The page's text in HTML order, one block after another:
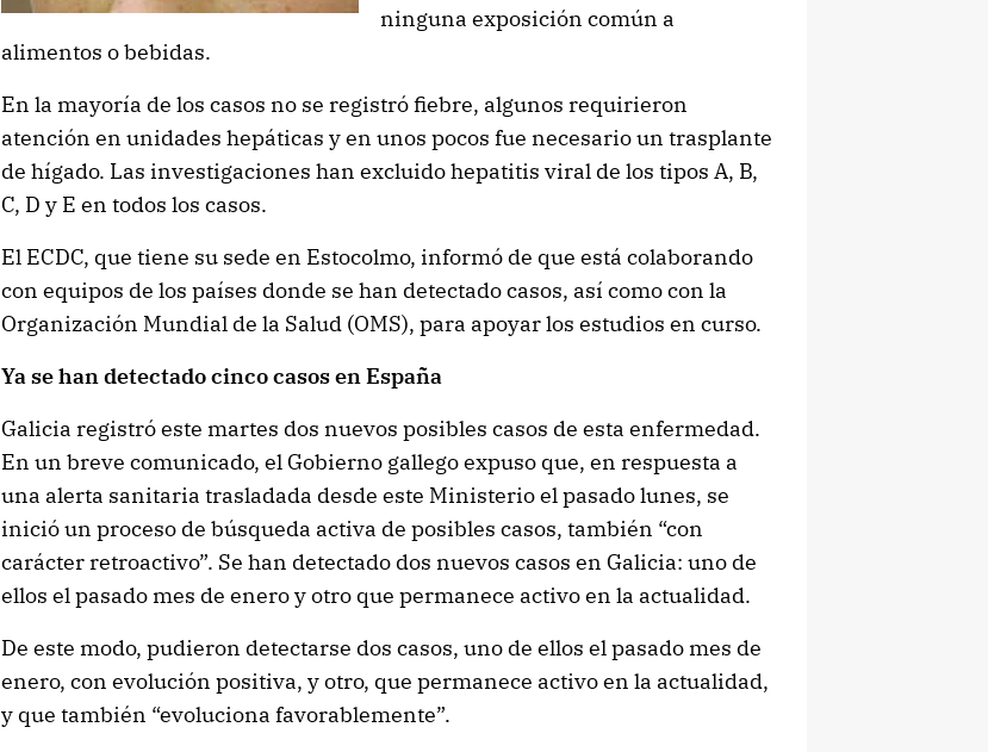
ninguna exposición común a
alimentos o bebidas.
En la mayoría de los casos no se registró fiebre, algunos requirieron
atención en unidades hepáticas y en unos pocos fue necesario un trasplante
de hígado. Las investigaciones han excluido hepatitis viral de los tipos A, B,
C, D y E en todos los casos.
El ECDC, que tiene su sede en Estocolmo, informó de que está colaborando
con equipos de los países donde se han detectado casos, así como con la
Organización Mundial de la Salud (OMS), para apoyar los estudios en curso.
Ya se han detectado cinco casos en España
Galicia registró este martes dos nuevos posibles casos de esta enfermedad.
En un breve comunicado, el Gobierno gallego expuso que, en respuesta a
una alerta sanitaria trasladada desde este Ministerio el pasado lunes, se
inició un proceso de búsqueda activa de posibles casos, también “con
carácter retroactivo”. Se han detectado dos nuevos casos en Galicia: uno de
ellos el pasado mes de enero y otro que permanece activo en la actualidad.
De este modo, pudieron detectarse dos casos, uno de ellos el pasado mes de
enero, con evolución positiva, y otro, que permanece activo en la actualidad,
y que también “evoluciona favorablemente”.